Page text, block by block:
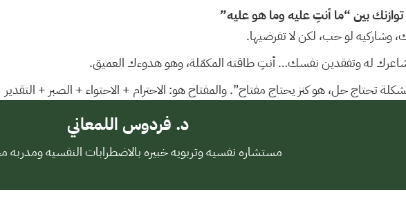
بين “ما أنتِ عليه وما هو عليه”
وشاركيه لو حب، لكن لا تفرضيها.
له وتفقدين نفسك… أنتِ طاقته المكمّلة، وهو هدوءك العميق.
تحتاج حل، هو كنز يحتاج مفتاح”. والمفتاح هو: الاحترام + الاحتواء + الصبر + التقدير
د. فردوس اللمعاني
مستشاره نفسيه وتربويه خبيره بالاضطرابات النفسيه ومدربه